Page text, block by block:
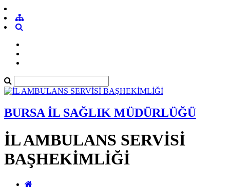
BURSA İL SAĞLIK MÜDÜRLÜĞÜ
İL AMBULANS SERVİSİ
BAŞHEKİMLİĞİ